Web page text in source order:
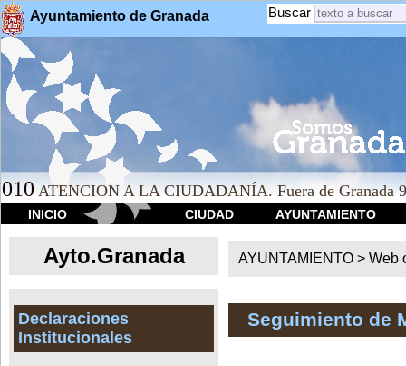
Ayuntamiento de Granada Buscar
010 ATENCION A LA CIUDADANÍA. Fuera de Granada
INICIO CIUDAD AYUNTAMIENTO
Ayto.Granada
Declaraciones
Institucionales
AYUNTAMIENTO > Web
Seguimiento de